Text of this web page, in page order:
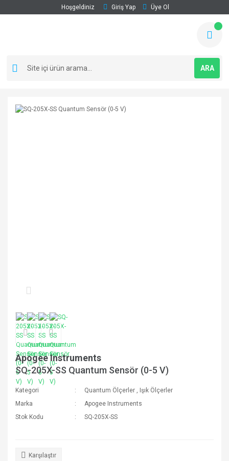
Hoşgeldiniz Giriş Yap Üye Ol
ARA
Apogee Instruments
SQ-205X-SS Quantum Sensör (0-5 V)
Kategori Quantum Ölçerler , Işık Ölçerler
Marka
Apogee Instruments
Stok Kodu
SQ-205X-SS
Karşılaştır